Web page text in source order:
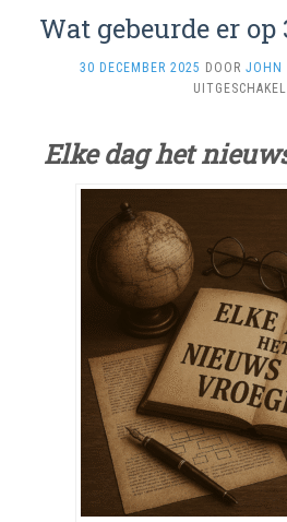
Wat gebeurde er op
30 DECEMBER 2025 DOOR JOHN
Elke dag het